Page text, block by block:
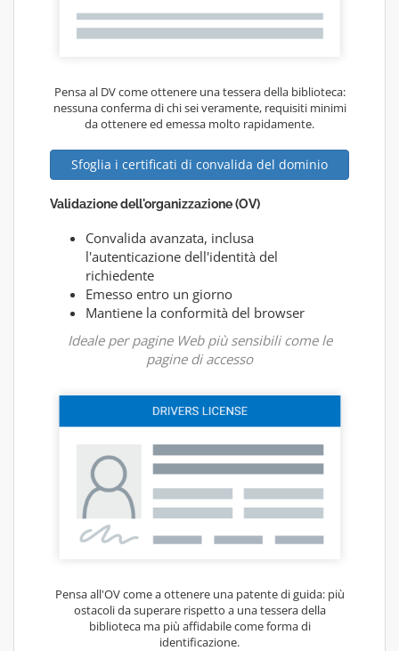
Pensa al DV come ottenere una tessera della biblioteca:
nessuna conferma di chi sei veramente, requisiti minimi
da ottenere ed emessa molto rapidamente.
Sfoglia i certificati di convalida del dominio
Validazione dell'organizzazione (OV)
Convalida avanzata, inclusa
l'autenticazione dell'identità del
richiedente
Emesso entro un giorno
Mantiene la conformità del browser
Ideale per pagine Web più sensibili come le
pagine di accesso
Pensa all'OV come a ottenere una patente di guida: più
ostacoli da superare rispetto a una tessera della
biblioteca ma più affidabile come forma di
identificazione.